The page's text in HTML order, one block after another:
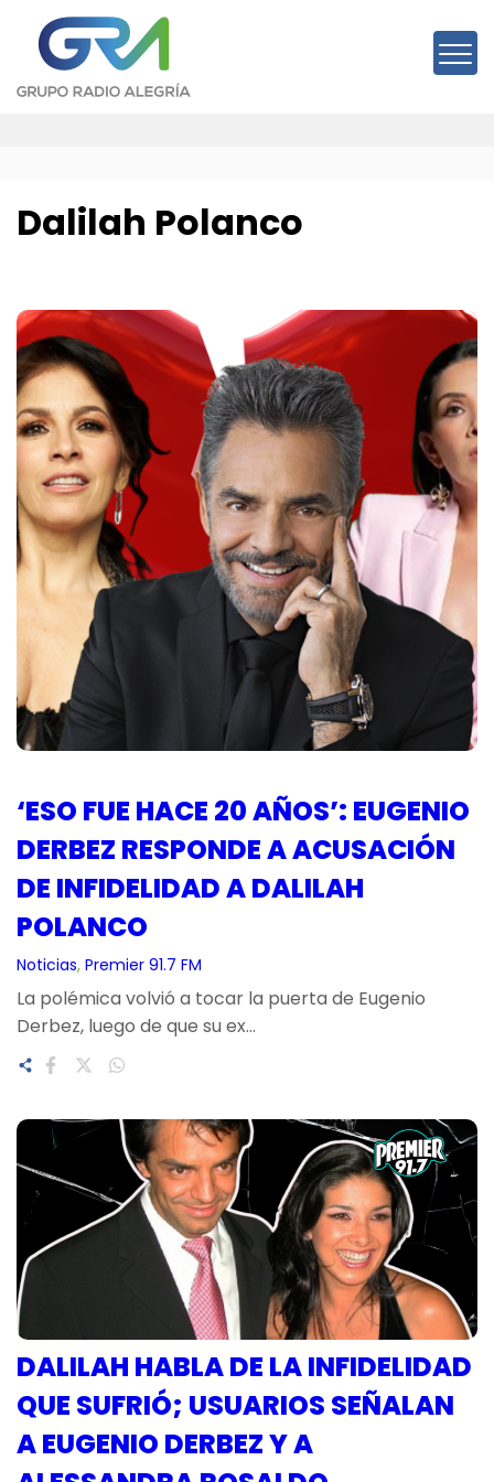
contenido
Dalilah Polanco
‘ESO FUE HACE 20 AÑOS’: EUGENIO
DERBEZ RESPONDE A ACUSACIÓN
DE INFIDELIDAD A DALILAH
POLANCO
Noticias, Premier 91.7 FM
La polémica volvió a tocar la puerta de Eugenio
Derbez, luego de que su ex…
DALILAH HABLA DE LA INFIDELIDAD
QUE SUFRIÓ; USUARIOS SEÑALAN
A EUGENIO DERBEZ Y A